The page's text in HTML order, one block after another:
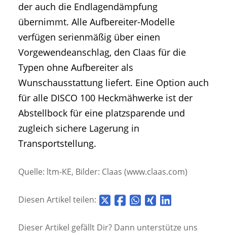
der auch die Endlagendämpfung
übernimmt. Alle Aufbereiter-Modelle
verfügen serienmäßig über einen
Vorgewendeanschlag, den Claas für die
Typen ohne Aufbereiter als
Wunschausstattung liefert. Eine Option auch
für alle DISCO 100 Heckmähwerke ist der
Abstellbock für eine platzsparende und
zugleich sichere Lagerung in
Transportstellung.
Quelle: ltm-KE, Bilder: Claas (www.claas.com)
Diesen Artikel teilen:
Dieser Artikel gefällt Dir? Dann unterstütze uns